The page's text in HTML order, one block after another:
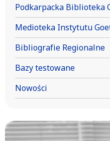
Podkarpacka Biblioteka
Medioteka Instytutu
Bibliografie Regionalne
Bazy testowane
Nowości